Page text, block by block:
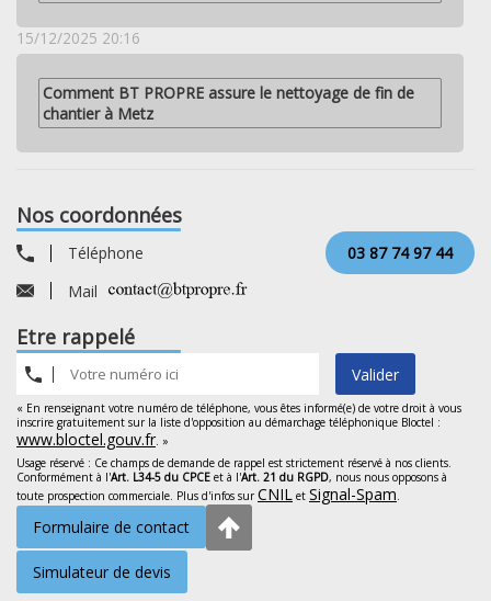
15/12/2025 20:16
Comment BT PROPRE assure le nettoyage de fin de
chantier à Metz
Nos coordonnées
Téléphone
03 87 74 97 44
Mail
Etre rappelé
Valider
« En renseignant votre numéro de téléphone, vous êtes informé(e) de votre droit à vous
inscrire gratuitement sur la liste d'opposition au démarchage téléphonique Bloctel :
www.bloctel.gouv.fr . »
Usage réservé : Ce champs de demande de rappel est strictement réservé à nos clients.
Conformément à l'Art. L34-5 du CPCE et à l'Art. 21 du RGPD, nous nous opposons à
toute prospection commerciale. Plus d'infos surCNIL et Signal-Spam
Formulaire de contact
Simulateur de devis